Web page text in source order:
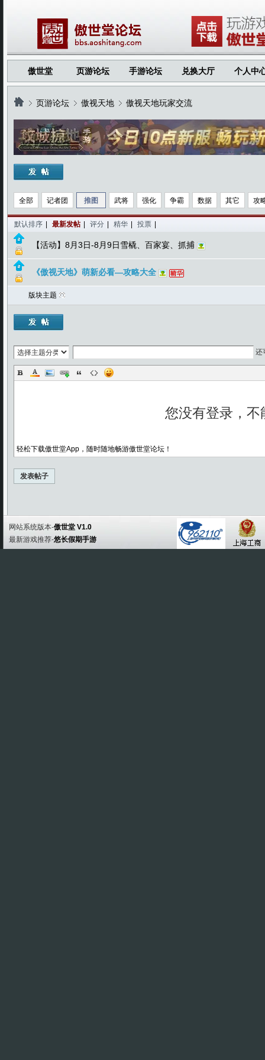
傲世堂 页游论坛 手游论坛 兑换大厅 个人中
›
页游论坛
›
傲视天地
›
傲视天地玩家交流
全部 记者团 推图 武将 强化 争霸 数据 其它 攻
默认排序 最新发帖 评分 精华 投票
【活动】8月3日-8月9日雪橇、百家宴、抓捕
《傲视天地》萌新必看—攻略大全
版块主题
还
轻松下载傲世堂App，随时随地畅游傲世堂论坛！
发表帖子
网站系统版本-傲世堂 V1.0
最新游戏推荐-悠长假期手游